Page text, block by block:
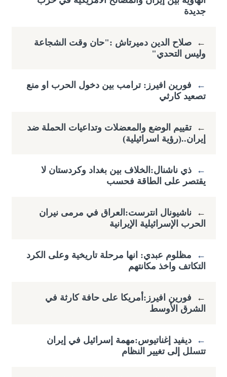
جديدة
←
صلاح الدين دميرتاش :"حان وقت الشجاعة
وليس التحدي"
←
فورين افيرز: ترامب بين دخول الحرب او منع
تصعيد كارثي
← تقييم الوضع والمعضلات وتداعيات الحملة ضد
إيران..(رؤية اسرائيلية)
←
ذي ناشنال:الخلاف بين بغداد وكردستان لا
يقتصر على الطاقة فحسب
←
ناشيونال انترست:العراق في مرمى نيران
الحرب الإسرائيلية الإيرانية
←
مظلوم عبدي: انها مرحلة تاريخية وعلى الكرد
التكاتف واخذ مكانتهم
←
فورين افيرز:أمريكا على حافة كارثة في
الشرق الأوسط
←
ديفيد إغناتيوس:مهمة إسرائيل في إيران
تتسلل إلى تغيير النظام